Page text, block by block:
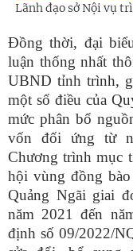
Lãnh đạo sở Nội vụ
Đồng thời, đại
luận thống nhất
UBND tỉnh trình,
một số điều của
mức phân bổ
vốn đối ứng từ
Chương trình mục
hội vùng đồng
Quảng Ngãi giai
năm 2021 đến
định số 09/2022/